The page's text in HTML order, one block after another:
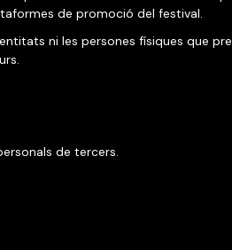
de promoció del festival.
ni les persones físiques que
de tercers.